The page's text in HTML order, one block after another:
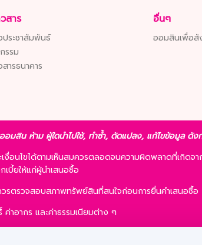
สาร
ประชาสัมพันธ์
รรม
สารธนาคาร
อื่นๆ
ออมสินเพื่อสั
มสิน ห้าม ผู้ใดนำไปใช้, ทำซ้ำ, ดัดแปลง, แก้ไขข้อมูล ดั
งื่อนไขได้ตามเห็นสมควรตลอดจนความผิดพลาดที่เกิด
บี้ยให้แก่ผู้นำเสนอซื้อ
รตรวจสอบสภาพทรัพย์สินที่สนใจก่อนการยื่นคำเสนอซื้อ
าอากร และค่าธรรมเนียมต่าง ๆ
และการเสนอซื้อไม่เป็นเงื่อนไขในการพิจารณาอนุมัติสินเชื่